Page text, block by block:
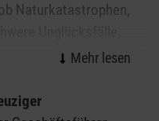
Naturkatastrophen,
helfen bei allen